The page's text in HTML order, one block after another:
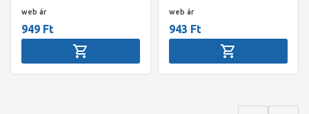
web ár
949 Ft
web ár
943 Ft